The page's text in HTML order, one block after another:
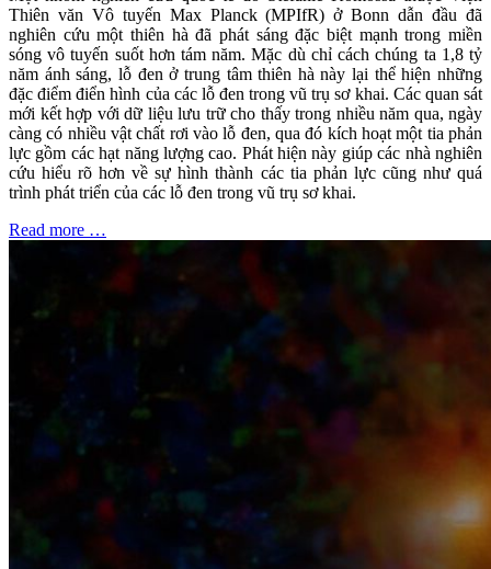
Thiên văn Vô tuyến Max Planck (MPIfR) ở Bonn dẫn đầu đã
nghiên cứu một thiên hà đã phát sáng đặc biệt mạnh trong miền
sóng vô tuyến suốt hơn tám năm. Mặc dù chỉ cách chúng ta 1,8 tỷ
năm ánh sáng, lỗ đen ở trung tâm thiên hà này lại thể hiện những
đặc điểm điển hình của các lỗ đen trong vũ trụ sơ khai. Các quan sát
mới kết hợp với dữ liệu lưu trữ cho thấy trong nhiều năm qua, ngày
càng có nhiều vật chất rơi vào lỗ đen, qua đó kích hoạt một tia phản
lực gồm các hạt năng lượng cao. Phát hiện này giúp các nhà nghiên
cứu hiểu rõ hơn về sự hình thành các tia phản lực cũng như quá
trình phát triển của các lỗ đen trong vũ trụ sơ khai.
Read more …